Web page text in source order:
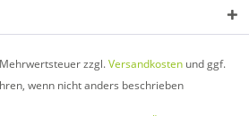
zzgl.Versandkosten und ggf.
wenn nicht anders beschrieben